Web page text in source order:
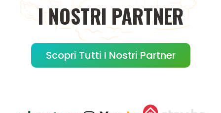
INOSTRI PARTNER
Scopri Tutti I Nostri Partner